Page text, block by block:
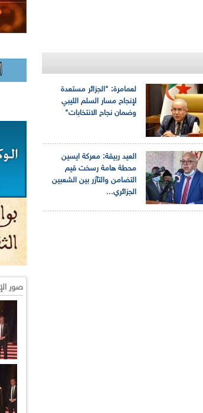
لعمامرة: "الجزائر مستعدة
لإنجاح مسار السلم الليبي
وضمان نجاح الانتخابات"
العيد ربيقة: معركة ايسين
محطة هامة رسخت قيم
التضامن والتآزر بين الشعبين
الجزائري...
صور